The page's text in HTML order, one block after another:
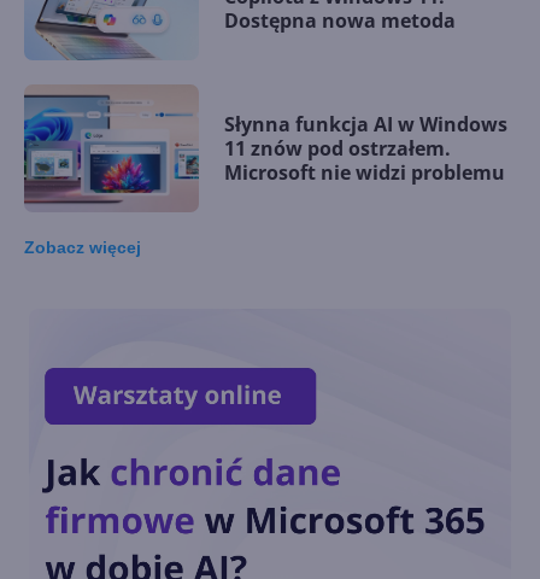
Dostępna nowa metoda
Słynna funkcja AI w Windows
11 znów pod ostrzałem.
Microsoft nie widzi problemu
Windows 11 staje się
platformą dla AI i agentów.
Nowości na Ignite 2025
Zobacz więcej